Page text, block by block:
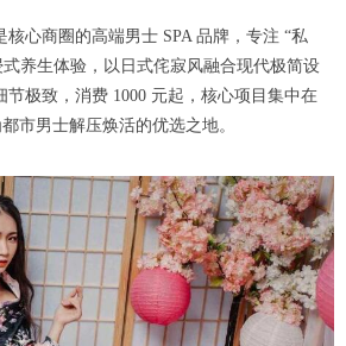
心商圈的高端男士 SPA 品牌，专注 “私
养生体验，以日式侘寂风融合现代极简设
节极致，消费 1000 元起，核心项目集中在
市男士解压焕活的优选之地。